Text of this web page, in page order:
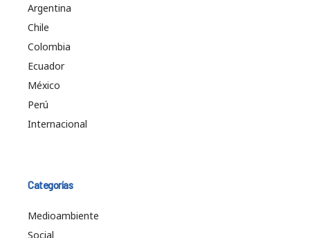
Argentina
Chile
Colombia
Ecuador
México
Perú
Internacional
Categorías
Medioambiente
Social